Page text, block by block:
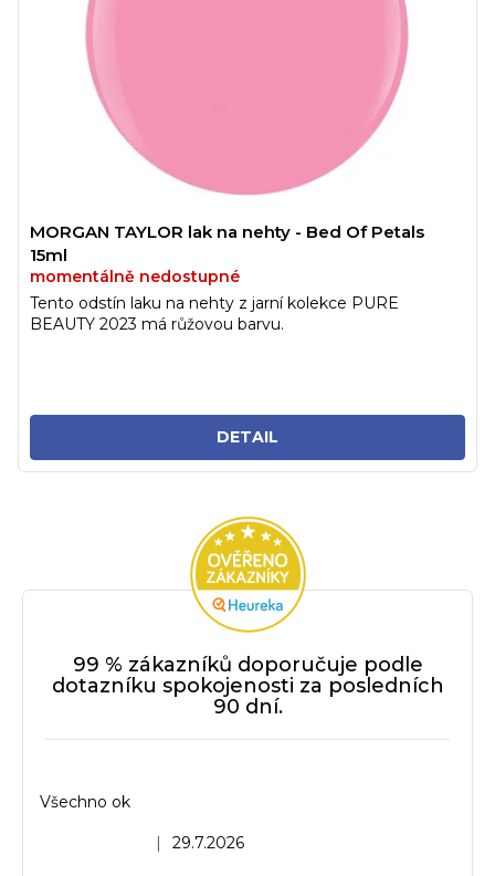
MORGAN TAYLOR lak na nehty - Bed Of Petals
15ml
momentálně nedostupné
DETAIL
Tento odstín laku na nehty z jarní kolekce PURE
BEAUTY 2023 má růžovou barvu.
99 % zákazníků doporučuje podle
dotazníku spokojenosti za posledních
90 dní.
Hodnocení obchodu je 5 z 5 hvězdiček.
| 29.7.2026
Všechno ok